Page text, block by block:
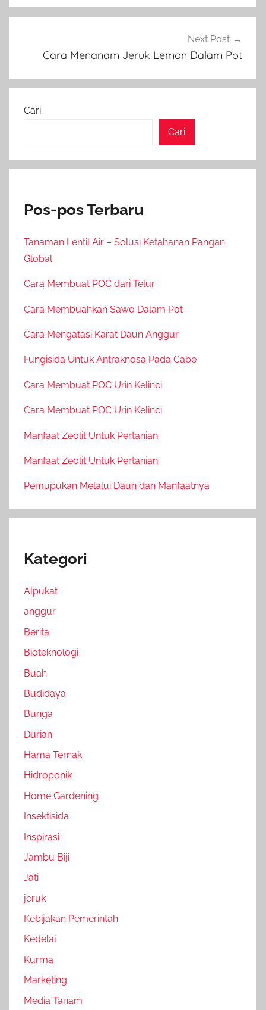
Next Post
Cara Menanam Jeruk Lemon Dalam Pot
Cari
Cari
Pos-pos Terbaru
Tanaman Lentil Air – Solusi Ketahanan Pangan
Global
Cara Membuat POC dari Telur
Cara Membuahkan Sawo Dalam Pot
Cara Mengatasi Karat Daun Anggur
Fungisida Untuk Antraknosa Pada Cabe
Cara Membuat POC Urin Kelinci
Cara Membuat POC Urin Kelinci
Manfaat Zeolit Untuk Pertanian
Manfaat Zeolit Untuk Pertanian
Pemupukan Melalui Daun dan Manfaatnya
Kategori
Alpukat
anggur
Berita
Bioteknologi
Buah
Budidaya
Bunga
Durian
Hama Ternak
Hidroponik
Home Gardening
Insektisida
Inspirasi
Jambu Biji
Jati
jeruk
Kebijakan Pemerintah
Kedelai
Kurma
Marketing
Media Tanam